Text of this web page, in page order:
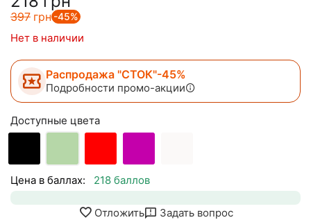
‍397‍ грн -45%
Нет в наличии
Распродажа "СТОК"-45%
Подробности промо-акции
Доступные цвета
Цена в баллах: 218 баллов
Отложить Задать вопрос